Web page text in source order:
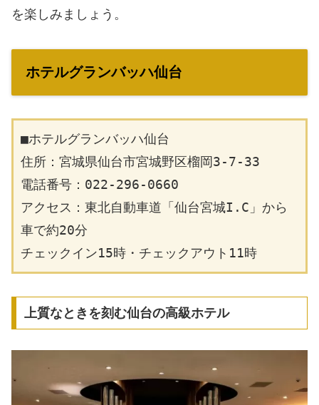
を楽しみましょう。
ホテルグランバッハ仙台
■ホテルグランバッハ仙台
住所：宮城県仙台市宮城野区榴岡3-7-33
電話番号：022-296-0660
アクセス：東北自動車道「仙台宮城I.C」から
車で約20分
チェックイン15時・チェックアウト11時
上質なときを刻む仙台の高級ホテル